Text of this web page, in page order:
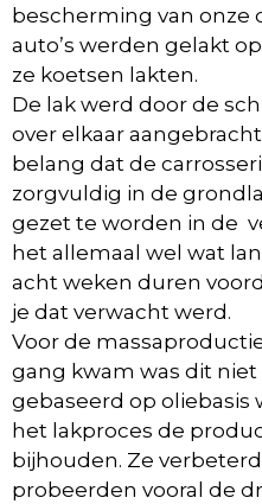
bescherming van onze
auto’s werden gelakt
ze koetsen lakten.
De lak werd door de
over elkaar
belang dat de
zorgvuldig in de
gezet te worden in de
het allemaal wel wat
acht weken duren
je dat verwacht werd.
Voor de
gang kwam was dit niet
gebaseerd op
het lakproces de
bijhouden. Ze
probeerden vooral de